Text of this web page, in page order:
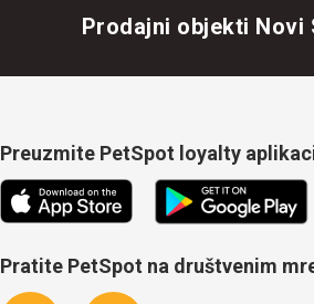
Prodajni objekti Novi
Preuzmite PetSpot loyalty
Pratite PetSpot na društvenim